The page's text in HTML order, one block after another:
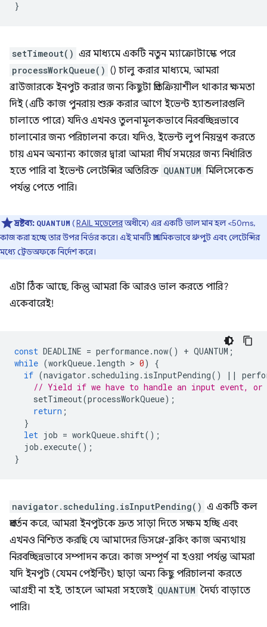
}
setTimeout() এর মাধ্যমে একটি নতুন ম্যাক্রোটাস্কে পরে
processWorkQueue() () চালু করার মাধ্যমে, আমরা
ব্রাউজারকে ইনপুট করার জন্য কিছুটা প্রতিক্রিয়াশীল থাকার ক্ষমতা
দিই (এটি কাজ পুনরায় শুরু করার আগে ইভেন্ট হ্যান্ডলারগুলি
চালাতে পারে) যদিও এখনও তুলনামূলকভাবে নিরবচ্ছিন্নভাবে
চালানোর জন্য পরিচালনা করে। যদিও, ইভেন্ট লুপ নিয়ন্ত্রণ করতে
চায় এমন অন্যান্য কাজের দ্বারা আমরা দীর্ঘ সময়ের জন্য নির্ধারিত
হতে পারি বা ইভেন্ট লেটেন্সির অতিরিক্ত QUANTUM মিলিসেকেন্ড
পর্যন্ত পেতে পারি।
দ্রষ্টব্য: QUANTUM (RAIL মডেলেরঅধীনে) এর একটি ভাল মান হল <50ms,
কাজ করা হচ্ছে তার উপর নির্ভর করে। এই মানটি প্রাথমিকভাবে থ্রুপুট এবং লেটেন্সির
মধ্যে ট্রেডঅফকে নির্দেশ করে।
এটা ঠিক আছে, কিন্তু আমরা কি আরও ভাল করতে পারি?
একেবারেই!
const DEADLINE = performance.now() + QUANTUM ;
while (workQueue. length > 0)
{
if (navigator . scheduling . isInputPending() ||
// Yield if we have to handle an input event,
setTimeout(processWorkQueue);
return ;
}
let job = workQueue. shift();
job . execute();
}
navigator.scheduling.isInputPending() এ একটি কল
প্রবর্তন করে, আমরা ইনপুটকে দ্রুত সাড়া দিতে সক্ষম হচ্ছি এবং
এখনও নিশ্চিত করছি যে আমাদের ডিসপ্লে-ব্লকিং কাজ অন্যথায়
নিরবচ্ছিন্নভাবে সম্পাদন করে। কাজ সম্পূর্ণ না হওয়া পর্যন্ত আমরা
যদি ইনপুট (যেমন পেইন্টিং) ছাড়া অন্য কিছু পরিচালনা করতে
আগ্রহী না হই, তাহলে আমরা সহজেই QUANTUM দৈর্ঘ্য বাড়াতে
পারি।